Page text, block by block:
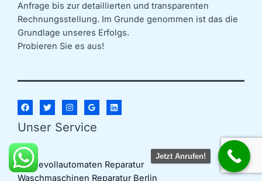
Anfrage bis zur detaillierten und transparenten
Rechnungsstellung. Im Grunde genommen ist das die
Grundlage unseres Erfolgs.
Probieren Sie es aus!
Unser Service
Kaffeevollautomaten Reparatur
Waschmaschinen Reparatur Berlin
Jetzt Anrufen!